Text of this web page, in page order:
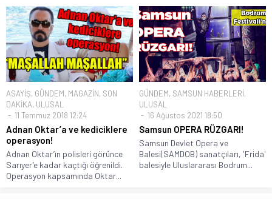
ASAYİŞ, GÜNDEM, MAGAZİN, SON
DAKİKA, ULUSAL
11 Temmuz 2018 12:24
Adnan Oktar’a ve kediciklere
operasyon!
Adnan Oktar’ın polisleri görünce
Sarıyer’e kadar kaçtığı öğrenildi.
Operasyon kapsamında Oktar...
GÜNDEM, SAMSUN HABERLERİ,
ULUSAL
16 Ağustos 2021 18:50
Samsun OPERA RÜZGARI!
Samsun Devlet Opera ve
Balesi(SAMDOB) sanatçıları, 'Frida'
balesiyle Uluslararası Bodrum...